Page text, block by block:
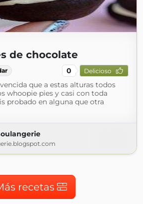
de chocolate
0 Delicioso
que a estas alturas todos
whoopie pies y casi con toda
probado en alguna que otra
recetas